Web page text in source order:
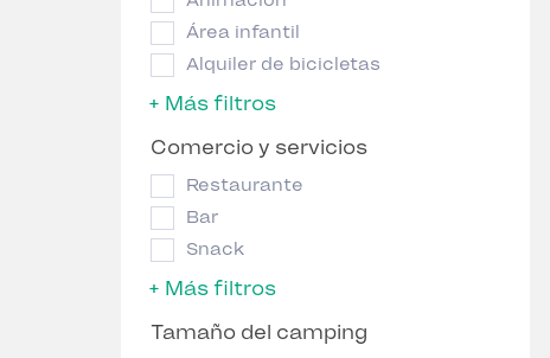
Área infantil
Alquiler de bicicletas
+ Más filtros
Comercio y servicios
Restaurante
Bar
Snack
+ Más filtros
Tamaño del camping